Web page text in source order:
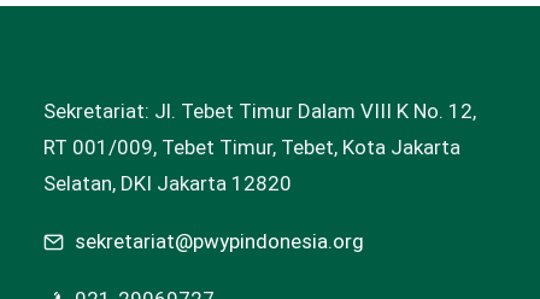
Sekretariat: Jl. Tebet Timur Dalam VIII K No. 12,
RT 001/009, Tebet Timur, Tebet, Kota Jakarta
Selatan, DKI Jakarta 12820
sekretariat@pwypindonesia.org